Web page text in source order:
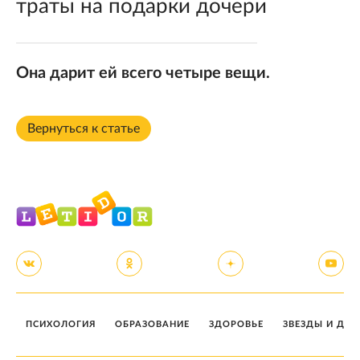
траты на подарки дочери
Она дарит ей всего четыре вещи.
Вернуться к статье
ПСИХОЛОГИЯ ОБРАЗОВАНИЕ ЗДОРОВЬЕ ЗВЕЗДЫ И